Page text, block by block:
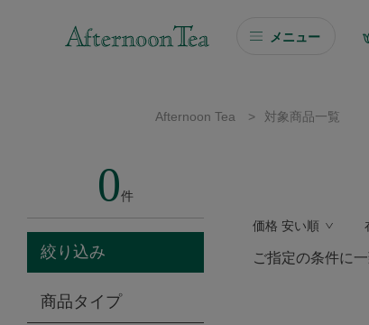
メニュー
ソーシャルギフト
カタログギフト
Afternoon Tea > 対象商品一覧
0件
絞り込み
商品タイプ
価格 安い順
ご指定の条件に